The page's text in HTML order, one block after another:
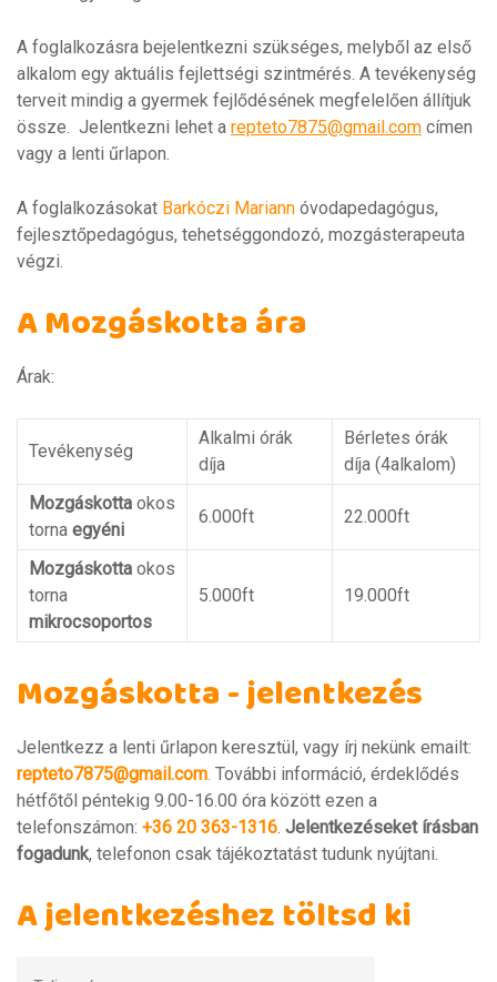
A foglalkozásra bejelentkezni szükséges, melyből az első
alkalom egy aktuális fejlettségi szintmérés. A tevékenység
terveit mindig a gyermek fejlődésének megfelelően állítjuk
össze. Jelentkezni lehet a repteto7875@gmail.com címen
vagy a lenti űrlapon.
A foglalkozásokat Barkóczi Mariann óvodapedagógus,
fejlesztőpedagógus, tehetséggondozó, mozgásterapeuta
végzi.
A Mozgáskotta ára
Árak:
Tevékenység
Alkalmi órák
díja
Bérletes órák
díja (4alkalom)
Mozgáskotta okos
torna egyéni
6.000ft 22.000ft
Mozgáskotta okos
torna
mikrocsoportos
5.000ft 19.000ft
Mozgáskotta - jelentkezés
Jelentkezz a lenti űrlapon keresztül, vagy írj nekünk emailt:
repteto7875@gmail.com. További információ, érdeklődés
hétfőtől péntekig 9.00-16.00 óra között ezen a
telefonszámon: +36 20 363-1316. Jelentkezéseket írásban
fogadunk, telefonon csak tájékoztatást tudunk nyújtani.
A jelentkezéshez töltsd ki